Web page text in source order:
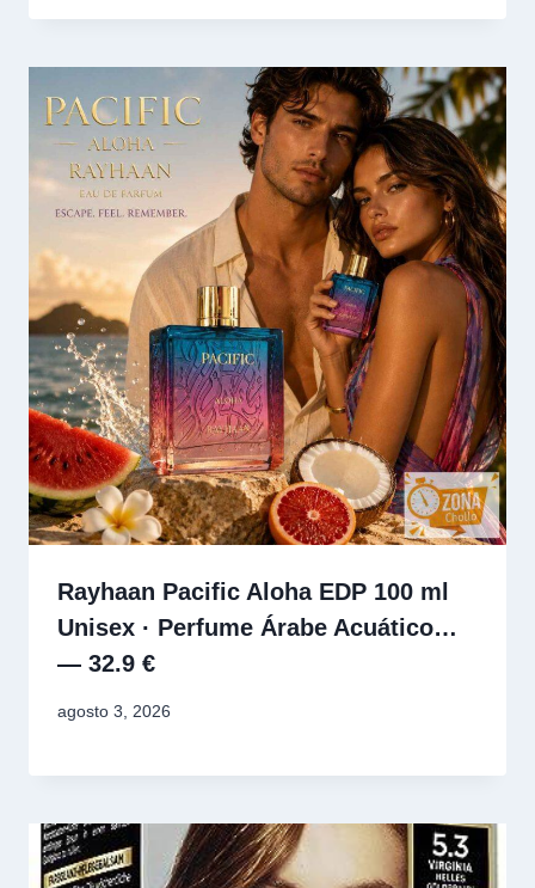
Rayhaan Pacific Aloha EDP 100 ml
Unisex · Perfume Árabe Acuático…
— 32.9 €
agosto 3, 2026